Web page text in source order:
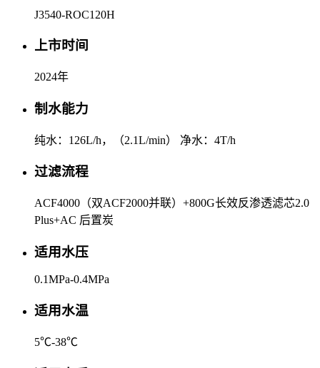
J3540-ROC120H
上市时间
2024年
制水能力
纯水：126L/h，（2.1L/min） 净水：4T/h
过滤流程
ACF4000（双ACF2000并联）+800G长效反渗透滤芯2.0
Plus+AC 后置炭
适用水压
0.1MPa-0.4MPa
适用水温
5℃-38℃